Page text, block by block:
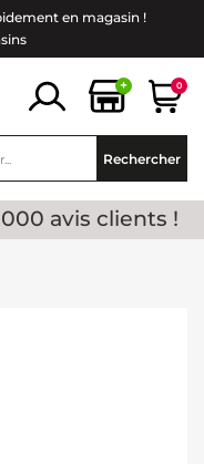
en magasin !
+ 0
Rechercher
000 avis clients !